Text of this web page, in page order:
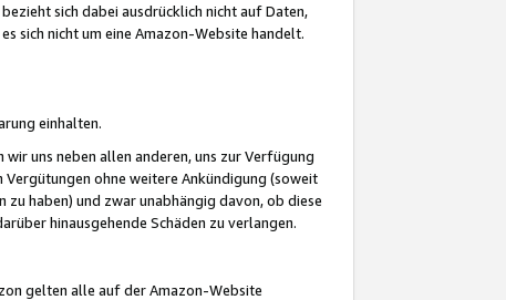
sich dabei ausdrücklich nicht auf Daten,
sich nicht um eine Amazon-Website handelt.
einhalten.
uns neben allen anderen, uns zur Verfügung
Vergütungen ohne weitere Ankündigung (soweit
haben) und zwar unabhängig davon, ob diese
hinausgehende Schäden zu verlangen.
gelten alle auf der Amazon-Website